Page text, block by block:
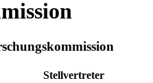
Stellvertreter